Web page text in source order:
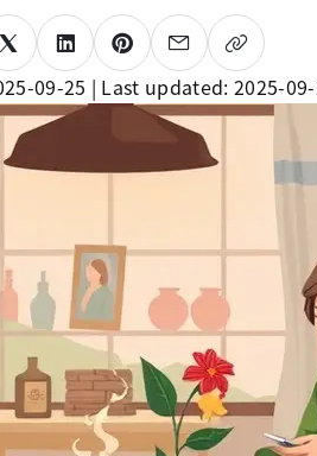
09-25 | Last updated: 2025-